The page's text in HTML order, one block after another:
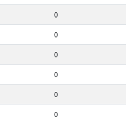
0
0
0
0
0
0